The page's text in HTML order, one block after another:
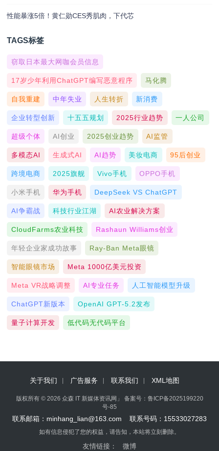
性能暴涨5倍！黄仁勋CES秀肌肉，下代芯
TAGS标签
窃取日本最大网咖会员信息
17岁少年利用ChatGPT编写恶意程序 马化腾
自我重建 中年失业 人生转折 新消费
企业转型创新 十五五规划 2025行业趋势 一人公司
超级个体 AI创业 2025创业趋势 AI监管
多模态AI 生成式AI AI趋势 美妆电商 95后创业
跨境电商 2025旗舰 Vivo手机 OPPO手机
小米手机 华为手机 DeepSeek VS ChatGPT
AI争霸战 科技行业江湖 AI农业解决方案
CloudFarms农业科技 Rashaun Williams创业
年轻企业家成功故事 Ray-Ban Meta眼镜
智能眼镜市场 Meta 1000亿美元投资
Meta VR战略调整 AI专业任务 人工智能模型升级
ChatGPT新版本 OpenAI GPT-5.2发布
量子计算开发 低代码无代码平台
关于我们 广告服务 联系我们 XML地图
版权所有 © 2026 众森 IT 新媒体资讯网」 备案号： 鲁ICP备2025199220
号-85
联系邮箱：minhang_lian@163.com 联系号码：15533027283
如有信息侵犯了您的权益，请告知，本站将立刻删除。
友情链接： 微博